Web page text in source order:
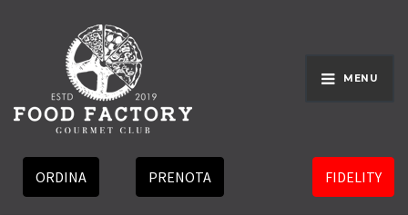
MENU
ORDINA PRENOTA FIDELITY